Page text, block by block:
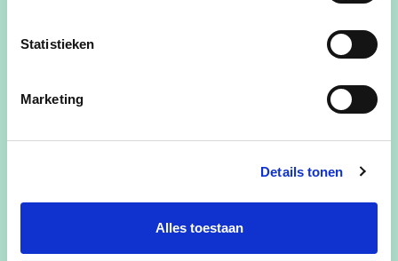
Statistieken
Marketing
Details tonen
Alles toestaan